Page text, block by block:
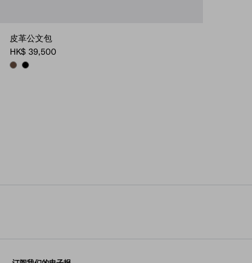
皮革公文包
HK$ 39,500
COCOA BROWN
BLACK